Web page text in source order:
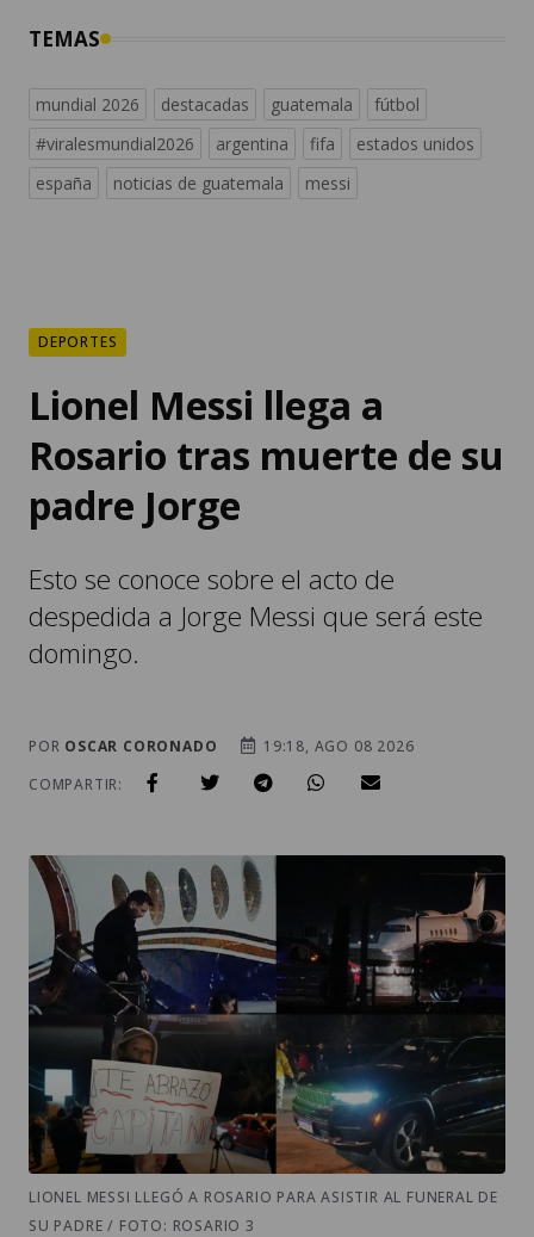
TEMAS
mundial 2026 destacadas guatemala
fútbol
#viralesmundial2026
argentina fifa
estados unidos
españa
noticias de guatemala messi
DEPORTES
Lionel Messi llega a
Rosario tras muerte de su
padre Jorge
Esto se conoce sobre el acto de
despedida a Jorge Messi que será este
domingo.
POR OSCAR CORONADO
19:18, AGO 08 2026
COMPARTIR:
LIONEL MESSI LLEGÓ A ROSARIO PARA ASISTIR AL FUNERAL DE
SU PADRE / FOTO: ROSARIO 3